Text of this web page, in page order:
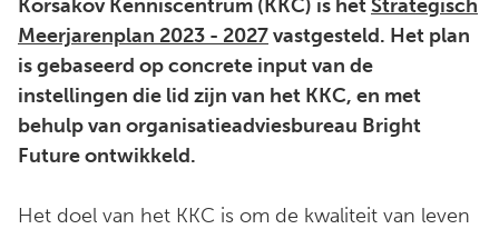
Korsakov Kenniscentrum (KKC) is hetStrategisch
Meerjarenplan 2023 - 2027vastgesteld. Het plan
is gebaseerd op concrete input van de
instellingen die lid zijn van het KKC, en met
behulp van organisatieadviesbureau Bright
Future ontwikkeld.
Het doel van het KKC is om de kwaliteit van leven